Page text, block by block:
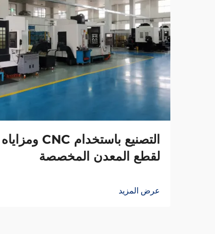
التصنيع باستخدام CNC ومزاياه
لقطع المعدن المخصصة
عرض المزيد